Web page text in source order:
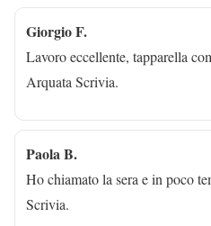
Giorgio F.
Lavoro eccellente, tapparella
Arquata Scrivia.
Paola B.
Ho chiamato la sera e in poco
Scrivia.